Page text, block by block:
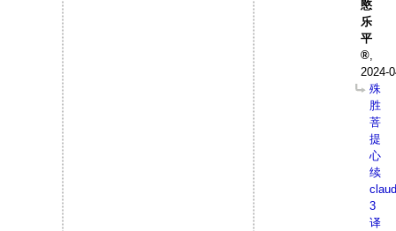
愍
乐
平
,
2024-
殊
胜
菩
提
心
续
3
译